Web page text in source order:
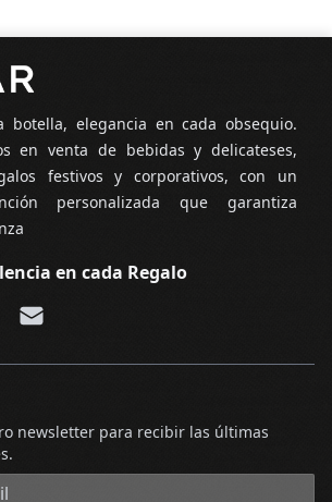
botella, elegancia en cada obsequio.
en venta de bebidas y delicateses,
festivos y corporativos, con un
personalizada que garantiza
en cada Regalo
Email
newsletter para recibir las últimas
electrónico